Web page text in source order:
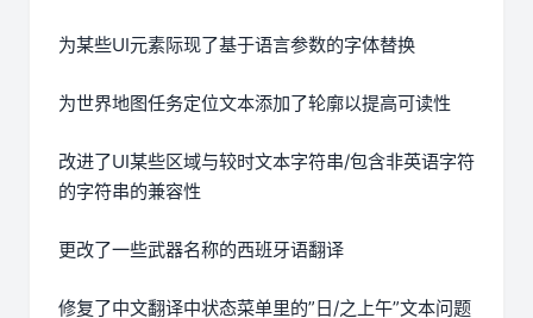
为某些UI元素际现了基于语言参数的字体替换
为世界地图任务定位文本添加了轮廓以提高可读性
改进了UI某些区域与较时文本字符串/包含非英语字符
的字符串的兼容性
更改了一些武器名称的西班牙语翻译
修复了中文翻译中状态菜单里的”日/之上午”文本问题